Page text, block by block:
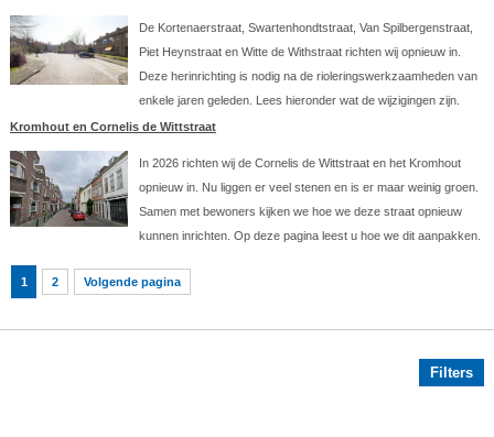
De Kortenaerstraat, Swartenhondtstraat, Van Spilbergenstraat,
Piet Heynstraat en Witte de Withstraat richten wij opnieuw in.
Deze herinrichting is nodig na de rioleringswerkzaamheden van
enkele jaren geleden. Lees hieronder wat de wijzigingen zijn.
Kromhout en Cornelis de Wittstraat
In 2026 richten wij de Cornelis de Wittstraat en het Kromhout
opnieuw in. Nu liggen er veel stenen en is er maar weinig groen.
Samen met bewoners kijken we hoe we deze straat opnieuw
kunnen inrichten. Op deze pagina leest u hoe we dit aanpakken.
1 2 Volgende pagina
Filters